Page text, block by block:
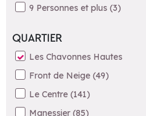
9 Personnes et plus (3)
QUARTIER
Les Chavonnes Hautes
Front de Neige (49)
Le Centre (141)
Manessier (85)